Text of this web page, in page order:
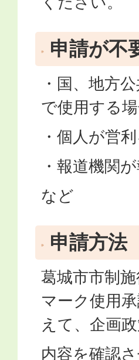
申請が不
・国、地方
で使用する
・個人が営
・報道機関
など
申請方法
葛城市市制
マーク使用
えて、企画
内容を確認